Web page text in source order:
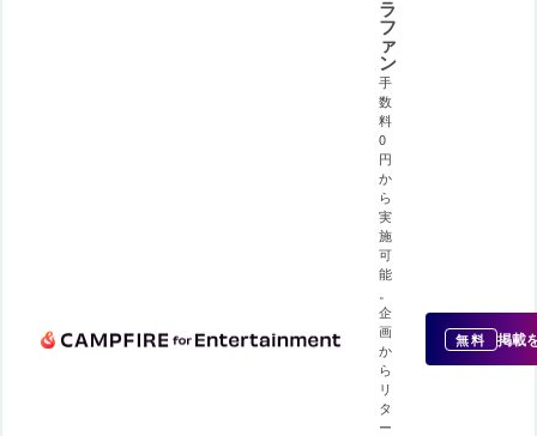
ラ
フ
ァ
ン
手
数
料
0
円
か
ら
実
施
可
能
。
企
画
か
ら
リ
タ
ー
無料 掲載